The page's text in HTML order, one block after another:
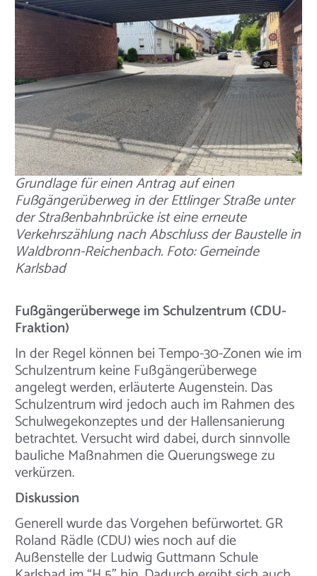
Grundlage für einen Antrag auf einen
Fußgängerüberweg in der Ettlinger Straße unter
der Straßenbahnbrücke ist eine erneute
Verkehrszählung nach Abschluss der Baustelle in
Waldbronn-Reichenbach. Foto: Gemeinde
Karlsbad
Fußgängerüberwege im Schulzentrum (CDU-
Fraktion)
In der Regel können bei Tempo-30-Zonen wie im
Schulzentrum keine Fußgängerüberwege
angelegt werden, erläuterte Augenstein. Das
Schulzentrum wird jedoch auch im Rahmen des
Schulwegekonzeptes und der Hallensanierung
betrachtet. Versucht wird dabei, durch sinnvolle
bauliche Maßnahmen die Querungswege zu
verkürzen.
Diskussion
Generell wurde das Vorgehen befürwortet. GR
Roland Rädle (CDU) wies noch auf die
Außenstelle der Ludwig Guttmann Schule